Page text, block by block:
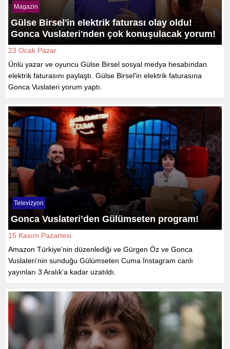
Magazin
Gülse Birsel'in elektrik faturası olay oldu!
Gonca Vuslateri'nden çok konuşulacak yorum!
23 Ocak Pazar
Ünlü yazar ve oyuncu Gülse Birsel sosyal medya hesabından
elektrik faturasını paylaştı. Gülse Birsel'in elektrik faturasına
Gonca Vuslateri yorum yaptı.
Televizyon
Gonca Vuslateri’den Gülümseten program!
15 Kasım Pazartesi
Amazon Türkiye’nin düzenlediği ve Gürgen Öz ve Gonca
Vuslateri’nin sunduğu Gülümseten Cuma Instagram canlı
yayınları 3 Aralık’a kadar uzatıldı.